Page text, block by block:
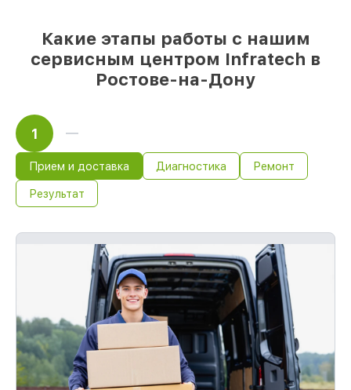
Какие этапы работы с нашим
сервисным центром Infratech в
Ростове-на-Дону
1
Прием и доставка Диагностика Ремонт
Результат